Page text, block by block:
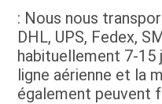
: Nous nous
DHL, UPS, Fedex,
habituellement 7-15
ligne aérienne et la
également peuvent